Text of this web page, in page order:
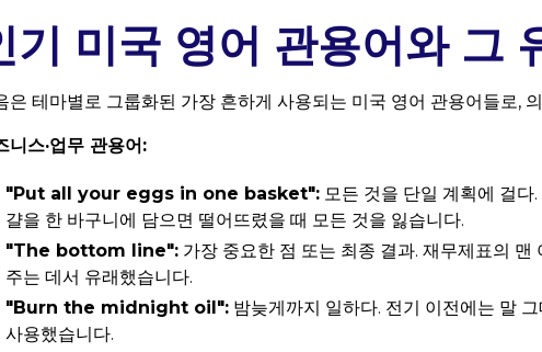
기 미국 영어 관용어와 그
은 테마별로 그룹화된 가장 흔하게 사용되는 미국 영어 관용어들로,
니스·업무 관용어:
"Put all your eggs in one basket": 모든 것을 단일 계획에 걸
걀을 한 바구니에 담으면 떨어뜨렸을 때 모든 것을 잃습니다.
"The bottom line": 가장 중요한 점 또는 최종 결과. 재무제표의
주는 데서 유래했습니다.
"Burn the midnight oil": 밤늦게까지 일하다. 전기 이전에는 말
사용했습니다.